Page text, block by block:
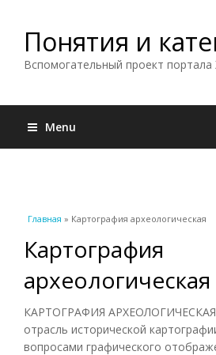
Понятия и
Вспомогательный проект
Menu
Вы здесь
Главная » Картография археологическая
Картография
археологическая
КАРТОГРАФИЯ АРХЕОЛОГИЧЕСКАЯ
отрасль исторической
вопросами графического